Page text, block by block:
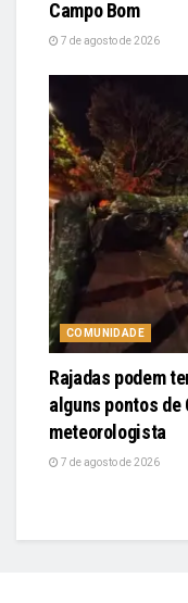
Campo Bom
7 de agosto de 2026
COMUNIDADE
Rajadas podem
alguns pontos de
meteorologista
7 de agosto de 2026